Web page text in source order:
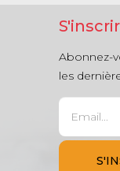
Abonnez-
les